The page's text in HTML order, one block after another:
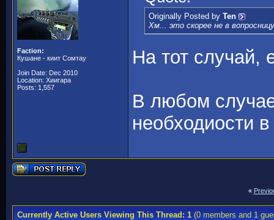
Faction:
Кушане - киит Сомтау
Join Date: Dec 2010
Location: Хиигара
Posts: 1,557
Originally Posted by Ten
Хм... это скорее не в
На тот случай,
В любом
необходиости
«
Currently Active Users Viewing This Thread: 1(0 members and 1